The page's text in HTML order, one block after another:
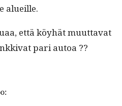
alueille.
että köy­hät muut­ta­vat
pari autoa ??